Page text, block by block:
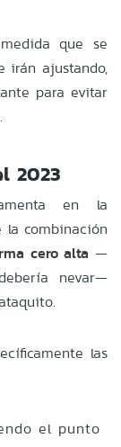
que se
irán ajustando,
para evitar
2023
en la
combinación
cero alta —
nevar—
las
el punto